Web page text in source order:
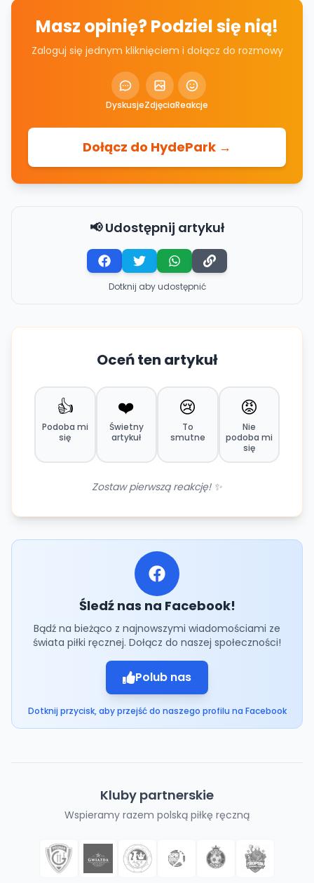
Masz opinię? Podziel się nią!
Zaloguj się jednym kliknięciem i dołącz do rozmowy
DyskusjeZdjęciaReakcje
Dołącz do HydePark →
📢 Udostępnij artykuł
Dotknij aby udostępnić
Oceń ten artykuł
👍
Podoba mi
się
❤️
Świetny
artykuł
😢
To
smutne
😡
Nie
podoba mi
się
Zostaw pierwszą reakcję! ✨
Śledź nas na Facebook!
Bądź na bieżąco z najnowszymi wiadomościami ze
świata piłki ręcznej. Dołącz do naszej społeczności!
Polub nas
Dotknij przycisk, aby przejść do naszego profilu na Facebook
Kluby partnerskie
Wspieramy razem polską piłkę ręczną